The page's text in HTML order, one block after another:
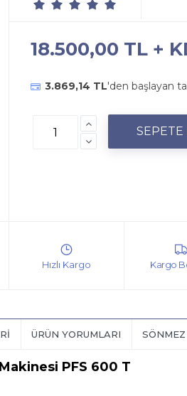
18.500,00 TL +
3.869,14 TL'den başlayan
ÜRÜN YORUMLARI
PFS 600 T